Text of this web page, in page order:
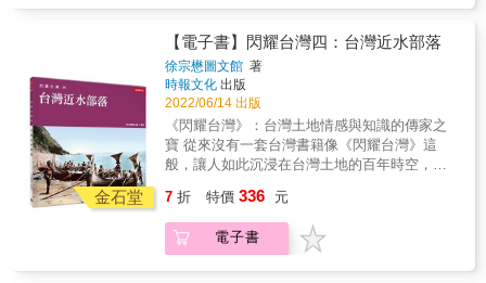
果，這也使得《閃耀台灣》中的原住民圖像無
論內容和視覺效果，都達到了台灣出版界史上
的最高峰。 至於物產和生態方面的圖片，則是
使用了《大量台灣寫真大觀》、《亞細亞寫真
大觀》和《台灣物產大觀》精美的原版照片，
呈現了前所未有的視覺效果。有關過去台灣人
生活和習俗的影像則是民國49年（1960年）薛
培德牧師所拍攝的經典照片，每一張都是由原
底片沖洗出來，並且進行精美的數位上色，展
現了動人的往日情懷。 總之，在技術工藝層
面，台灣沒有任何一本出版物像《閃耀台灣》
做出如此大的財力，動用如此多的人力，以及
付出如此深的心力，只為了留下一套值得代代
價值。 能做到這一點，是因為《閃耀台灣》使
用了最精美的照片原材料，以及最高端的現代
數位上色工藝技術。這是徐宗懋圖文館動用了
累積20年的原照片收藏，以及過去5年建立的國
際一流數位上色藝術師團隊，兩項優勢所取得
的驚人成果。 以《台灣山鄉原民》這一本畫冊
為例，本畫冊使用日本學術權威森丑之助先生
在百年前所拍攝的經典原住民圖錄照片，一般
出版社都使用舊出版品反覆翻拍的圖片，大多
市價高達50萬台幣的森丑之助的精緻柯羅版原
版圖片。如此投資只為了取得最好的印製效
果，這也使得《閃耀台灣》中的原住民圖像無
金石堂
【電子書】閃耀台灣四：台灣近水部落
徐宗懋圖文館 著
時報文化 出版
2022/06/14 出版
《閃耀台灣》：台灣土地情感與知識的傳家之
寶 從來沒有一套台灣書籍像《閃耀台灣》這
般，讓人如此沉浸在台灣土地的百年時空，猶
爾也因目睹具體的事件而感受到內心強大的衝
擊。這套書已經超過傳統紙本書的視覺極限，
而是台灣土地情感而知識的傳家之寶。不只是
7 折 特價 336 元
電子書